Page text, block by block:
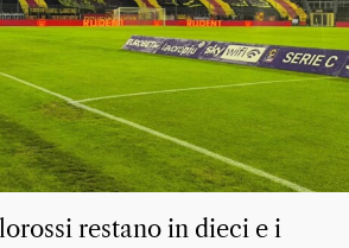
restano in dieci e i